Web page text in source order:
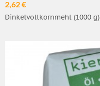
2,62 €
Dinkelvollkornmehl (1000 g)